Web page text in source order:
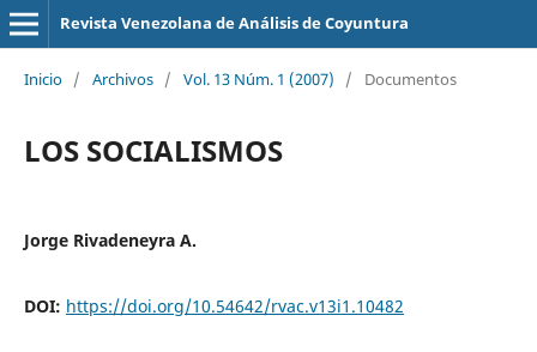
Revista Venezolana de Análisis de Coyuntura
Inicio / Archivos / Vol. 13 Núm. 1 (2007) / Documentos
LOS SOCIALISMOS
Jorge Rivadeneyra A.
DOI: https://doi.org/10.54642/rvac.v13i1.10482